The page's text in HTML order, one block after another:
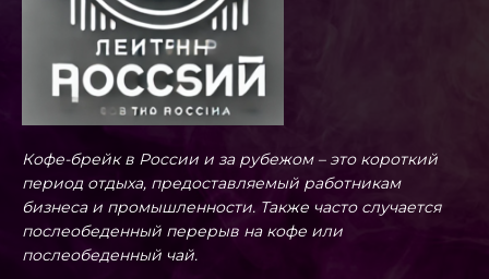
Кофе-брейк в России и за рубежом – это короткий
период отдыха, предоставляемый работникам
бизнеса и промышленности. Также часто случается
послеобеденный перерыв на кофе или
послеобеденный чай.